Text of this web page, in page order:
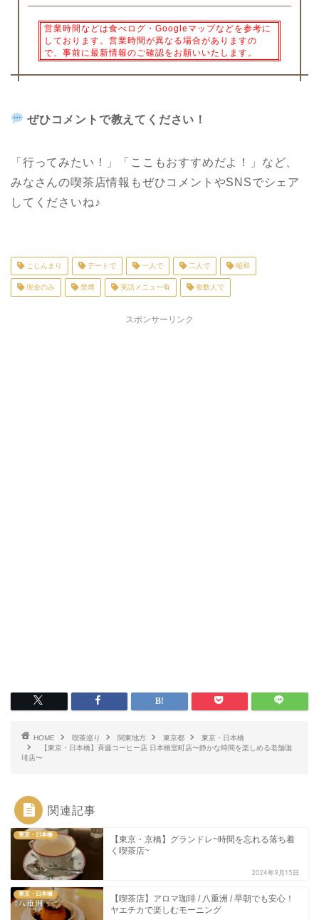
営業時間などは食べログ・Googleマップなどを参考に
しております。営業時間が異なる場合がありますの
で、事前に最新情報のご確認をお願いいたします。
ぜひコメントで教えてください！
「行ってみたい！」「ここもおすすめだよ！」など、
みなさんの喫茶店情報もぜひコメントやSNSでシェア
してくださいね♪
こじんまり デートで 一人で 二人で 昭和
現金のみ 禁煙 英語メニュー有 複数人で
スポンサーリンク
HOME 喫茶巡り 関東地方 東京都
東京・日本橋
【東京・日本橋】斉藤コーヒー店 日本橋室町店〜静かな時間を楽しめる老舗珈
琲店〜
関連記事
東京・日本橋
【東京・京橋】グランドレ~時間を忘れる落ち着
く喫茶店~
2024年9月15日
東京・日本橋
【喫茶店】アロマ珈琲 / 八重洲 / 早朝でも安心！
ヤエチカで楽しむモーニング